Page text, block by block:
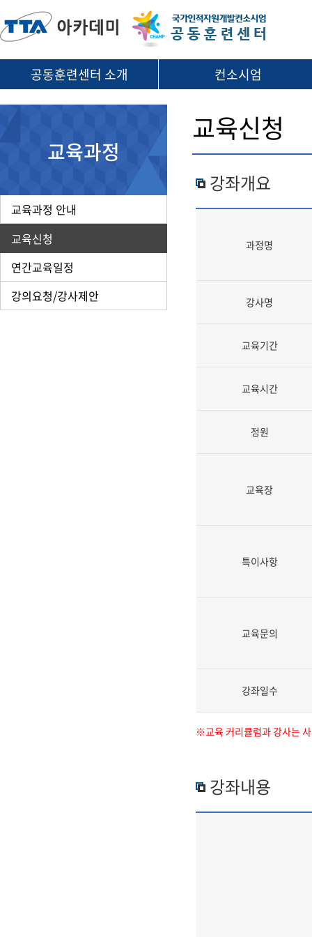
공동훈련센터 소개 컨소시엄
교육과정
교육과정 안내
교육신청
연간교육일정
강의요청/강사제안
교육신청
강좌개요
과정명
강사명
교육기간
교육시간
정원
교육장
특이사항
교육문의
강좌일수
※교육 커리큘럼과 강사는
강좌내용